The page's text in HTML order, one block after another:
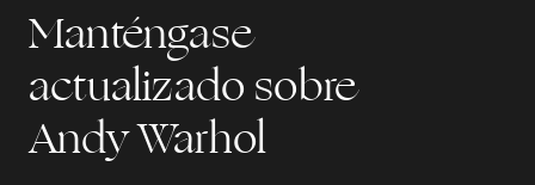
Manténgase
actualizado sobre
Andy Warhol